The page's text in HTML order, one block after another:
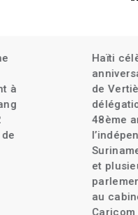
Haïti célèbre le
anniversaire de la
de Vertières |Une
délégation
48ème
l’indépendance de
Suriname| Joseph
et plusieurs autres
parlementaires
au cabinet
Caricom propose un